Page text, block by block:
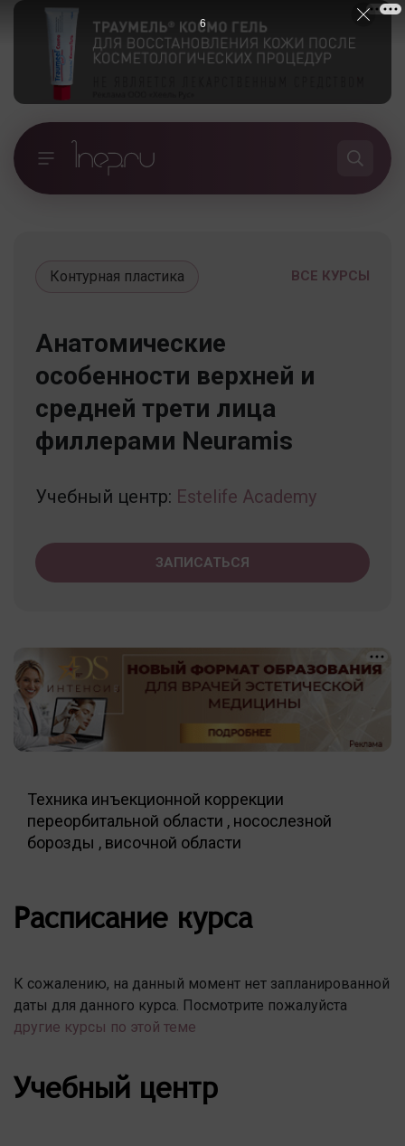
ВСЕ КУРСЫ
Контурная пластика
Анатомические
особенности верхней и
средней трети лица
филлерами Neuramis
Учебный центр: Estelife Academy
ЗАПИСАТЬСЯ
Техника инъекционной коррекции
переорбитальной области , носослезной
борозды , височной области
Расписание курса
К сожалению, на данный момент нет запланированной
даты для данного курса. Посмотрите пожалуйста
другие курсы по этой теме
Учебный центр
5